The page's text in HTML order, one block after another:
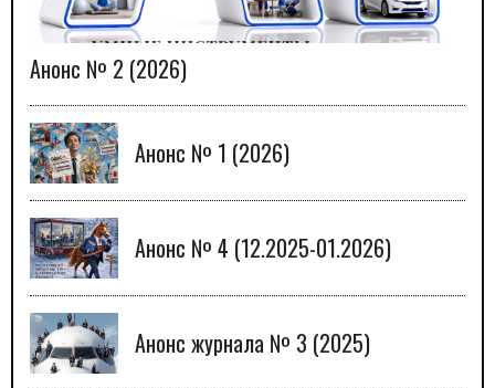
Анонс № 2 (2026)
Анонс № 1 (2026)
Анонс № 4 (12.2025-01.2026)
Анонс журнала № 3 (2025)